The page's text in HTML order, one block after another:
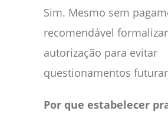
Sim. Mesmo sem
recomendável formalizar
autorização para evitar
questionamentos
Por que estabelecer